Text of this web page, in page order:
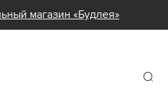
магазин «Будлея»